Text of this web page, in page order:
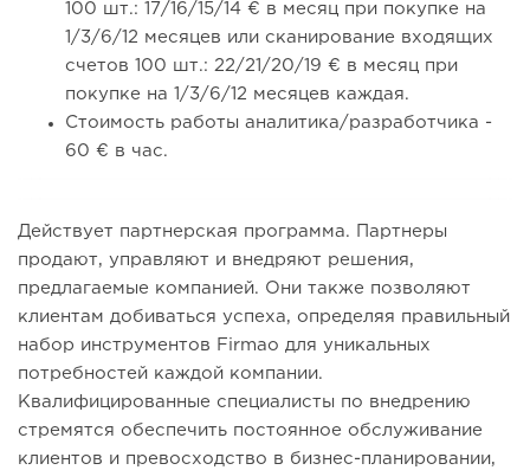
100 шт.: 17/16/15/14 € в месяц при покупке на
1/3/6/12 месяцев или сканирование входящих
счетов 100 шт.: 22/21/20/19 € в месяц при
покупке на 1/3/6/12 месяцев каждая.
Стоимость работы аналитика/разработчика -
60 € в час.
Действует партнерская программа. Партнеры
продают, управляют и внедряют решения,
предлагаемые компанией. Они также позволяют
клиентам добиваться успеха, определяя правильный
набор инструментов Firmao для уникальных
потребностей каждой компании.
Квалифицированные специалисты по внедрению
стремятся обеспечить постоянное обслуживание
клиентов и превосходство в бизнес-планировании,